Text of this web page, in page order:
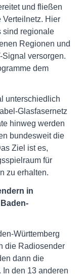
und fließen
Verteilnetz. Hier
sind regionale
Regionen und
versorgen.
dem
unterschiedlich
Glasfasernetz
hinweg werden
bundesweit die
Ziel ist es,
für
zu erhalten.
in
Württemberg
die Radiosender
dann die
den 13 anderen